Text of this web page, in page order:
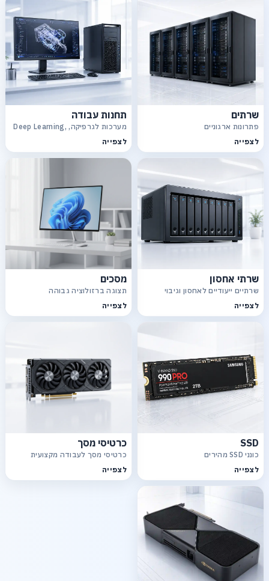
שרתים
פתרונות ארגוניים
לצפייה
תחנות עבודה
מערכות לגרפיקה, Deep Learning,
לצפייה
שרתי אחסון
שרתיים ייעודיים לאחסון וגיבוי
לצפייה
מסכים
תצוגה ברזולוציה גבוהה
לצפייה
SSD
כונני SSD מהירים
לצפייה
כרטיסי מסך
כרטיסי מסך לעבודה מקצועית
לצפייה